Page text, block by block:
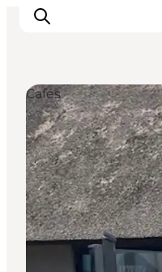
Inspiration
Regionen
Erlebnisse
Unterkünfte
Reiseplanung
Cafés